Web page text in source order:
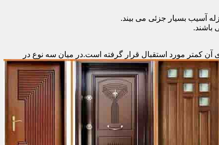
آسیب بسیار جزئی می بیند.
باشند.
آن کمتر مورد استقبال قرار گرفته است.در میان سه نوع در